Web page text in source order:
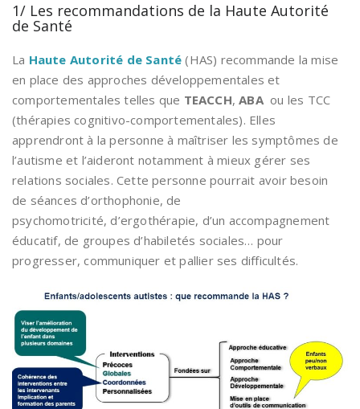
1/ Les recommandations de la Haute Autorité
de Santé
La Haute Autorité de Santé (HAS) recommande la mise
en place des approches développementales et
comportementales telles que TEACCH,ABAou les TCC
(thérapies cognitivo-comportementales). Elles
apprendront à la personne à maîtriser les symptômes de
l’autisme et l’aideront notamment à mieux gérer ses
relations sociales. Cette personne pourrait avoir besoin
de séances d’orthophonie, de
psychomotricité, d’ergothérapie, d’un accompagnement
éducatif, de groupes d’habiletés sociales… pour
progresser, communiquer et pallier ses difficultés.